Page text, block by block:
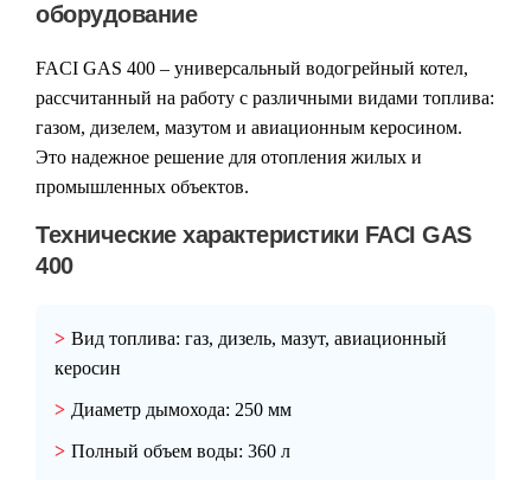
оборудование
FACI GAS 400 – универсальный водогрейный котел,
рассчитанный на работу с различными видами топлива:
газом, дизелем, мазутом и авиационным керосином.
Это надежное решение для отопления жилых и
промышленных объектов.
Технические характеристики FACI GAS
400
Вид топлива: газ, дизель, мазут, авиационный
керосин
Диаметр дымохода: 250 мм
Полный объем воды: 360 л